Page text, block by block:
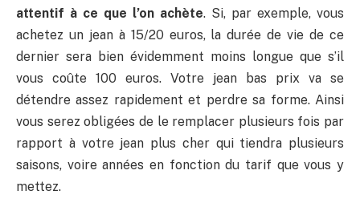
attentif à ce que l’on achète. Si, par exemple, vous
achetez un jean à 15/20 euros, la durée de vie de ce
dernier sera bien évidemment moins longue que s’il
vous coûte 100 euros. Votre jean bas prix va se
détendre assez rapidement et perdre sa forme. Ainsi
vous serez obligées de le remplacer plusieurs fois par
rapport à votre jean plus cher qui tiendra plusieurs
saisons, voire années en fonction du tarif que vous y
mettez.